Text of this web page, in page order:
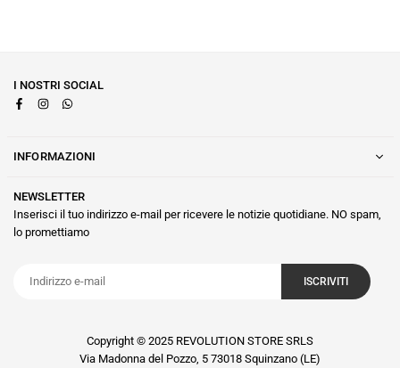
I NOSTRI SOCIAL
Facebook
InstagramWhatsapp
INFORMAZIONI
NEWSLETTER
Inserisci il tuo indirizzo e-mail per ricevere le notizie quotidiane. NO spam,
lo promettiamo
ISCRIVITI
Copyright © 2025 REVOLUTION STORE SRLS
Via Madonna del Pozzo, 5 73018 Squinzano (LE)